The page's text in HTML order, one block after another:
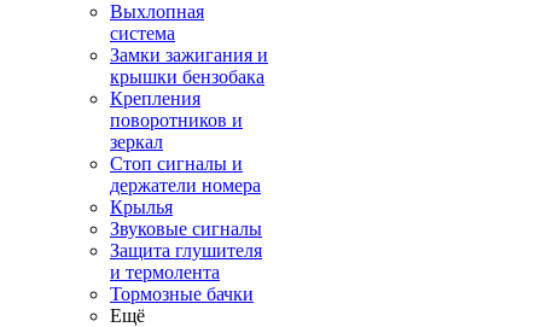
Выхлопная
система
Замки зажигания и
крышки бензобака
Крепления
поворотников и
зеркал
Стоп сигналы и
держатели номера
Крылья
Звуковые сигналы
Защита глушителя
и термолента
Тормозные бачки
Ещё